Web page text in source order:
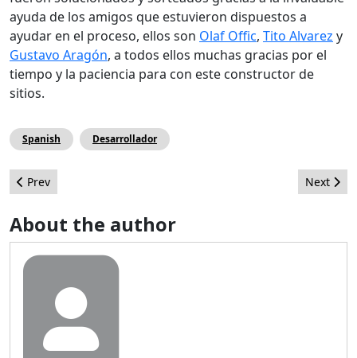
ayuda de los amigos que estuvieron dispuestos a
ayudar en el proceso, ellos son Olaf Offic, Tito Alvarez y
Gustavo Aragón, a todos ellos muchas gracias por el
tiempo y la paciencia para con este constructor de
sitios.
Spanish Desarrollador
Previous article: Premios y reconocimientos del CMS Joomla!
Prev Next
Next
About the author